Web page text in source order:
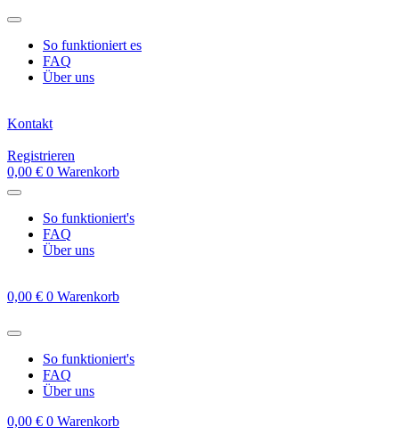
Zum
springenSo funktioniert es
FAQ
Über uns
Kontakt
Registrieren
0,00 € 0 Warenkorb
So funktioniert's
FAQ
Über uns
0,00 € 0 Warenkorb
So funktioniert's
FAQ
Über uns
0,00 € 0 Warenkorb